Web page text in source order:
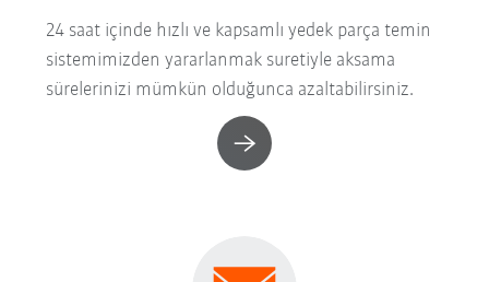
24 saat içinde hızlı ve kapsamlı yedek parça temin
sistemimizden yararlanmak suretiyle aksama
sürelerinizi mümkün olduğunca azaltabilirsiniz.